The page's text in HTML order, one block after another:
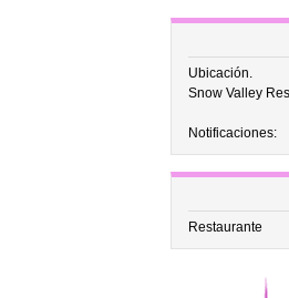
Ubicación.
Snow Valley
Notificaciones:
Restaurante